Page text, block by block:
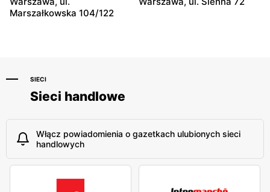
Marszałkowska 104/122
SIECI
Sieci handlowe
Włącz powiadomienia o gazetkach ulubionych sieci
handlowych